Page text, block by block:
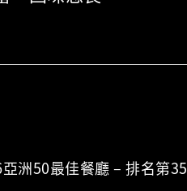
洲50最佳餐廳 – 排名第35